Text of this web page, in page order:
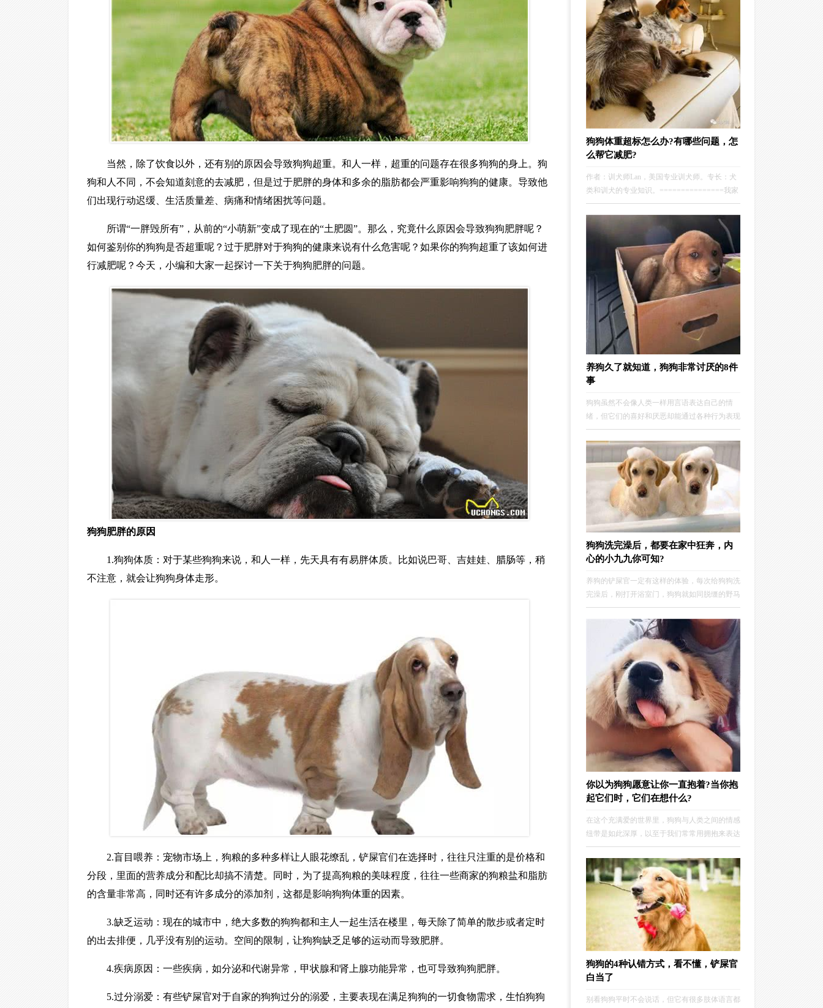
当然，除了饮食以外，还有别的原因会导致狗狗超重。和人一样，超重的问题存在很多狗狗的身上。狗
狗和人不同，不会知道刻意的去减肥，但是过于肥胖的身体和多余的脂肪都会严重影响狗狗的健康。导致他
们出现行动迟缓、生活质量差、病痛和情绪困扰等问题。
所谓“一胖毁所有”，从前的“小萌新”变成了现在的“土肥圆”。那么，究竟什么原因会导致狗狗肥胖呢？
如何鉴别你的狗狗是否超重呢？过于肥胖对于狗狗的健康来说有什么危害呢？如果你的狗狗超重了该如何进
行减肥呢？今天，小编和大家一起探讨一下关于狗狗肥胖的问题。
狗狗肥胖的原因
1.狗狗体质：对于某些狗狗来说，和人一样，先天具有有易胖体质。比如说巴哥、吉娃娃、腊肠等，稍
不注意，就会让狗狗身体走形。
2.盲目喂养：宠物市场上，狗粮的多种多样让人眼花缭乱，铲屎官们在选择时，往往只注重的是价格和
分段，里面的营养成分和配比却搞不清楚。同时，为了提高狗粮的美味程度，往往一些商家的狗粮盐和脂肪
的含量非常高，同时还有许多成分的添加剂，这都是影响狗狗体重的因素。
3.缺乏运动：现在的城市中，绝大多数的狗狗都和主人一起生活在楼里，每天除了简单的散步或者定时
的出去排便，几乎没有别的运动。空间的限制，让狗狗缺乏足够的运动而导致肥胖。
4.疾病原因：一些疾病，如分泌和代谢异常，甲状腺和肾上腺功能异常，也可导致狗狗肥胖。
5.过分溺爱：有些铲屎官对于自家的狗狗过分的溺爱，主要表现在满足狗狗的一切食物需求，生怕狗狗
狗狗来说，应该如何健康的减肥呢？
狗狗体重超标怎么办?有哪些问题，怎
么帮它减肥?
作者：训犬师Lan，美国专业训犬师。专长：犬
类和训犬的专业知识。===============我家
的狗狗看起来有些胖？可能一只胖胖的幼犬可爱
的神态会让很多人忍不住多看几眼，但是幼犬肥
胖对它们的健康来说却是非常不利的。
养狗久了就知道，狗狗非常讨厌的8件
事
狗狗虽然不会像人类一样用言语表达自己的情
绪，但它们的喜好和厌恶却能通过各种行为表现
出来。有时候，狗狗的讨厌情绪是很明显的，它
们可能会变得焦躁不安、躲起来或者有一些异常
的举动。了解狗狗讨厌的事情，能让我们更好地
照顾它们，给予它们更贴心的陪伴。
狗狗洗完澡后，都要在家中狂奔，内
心的小九九你可知?
养狗的铲屎官一定有这样的体验，每次给狗狗洗
完澡后，刚打开浴室门，狗狗就如同脱缰的野马
在家中狂奔，铲屎官拉都拉不住。这也就算了，
有些狗狗还喜欢原地打滚，得了，刚洗好的澡又
白费了。有些铲屎官不禁会产生这样的疑问，该
不会狗狗在故意和自己作对吧？
你以为狗狗愿意让你一直抱着?当你抱
起它们时，它们在想什么?
在这个充满爱的世界里，狗狗与人类之间的情感
纽带是如此深厚，以至于我们常常用拥抱来表达
对它们的爱。我们沉醉于与爱犬紧紧相拥的温暖
怀抱之中，感受那无与伦比的治愈力量。然而，
在我们眼中充满爱意的拥抱，在狗狗的世界里，
又意味着什么呢？
狗狗的4种认错方式，看不懂，铲屎官
白当了
别看狗狗平时不会说话，但它有很多肢体语言都